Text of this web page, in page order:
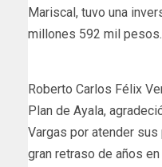
Mariscal, tuvo una
millones 592 mil pesos.
Roberto Carlos Félix
Plan de Ayala,
Vargas por atender
gran retraso de años